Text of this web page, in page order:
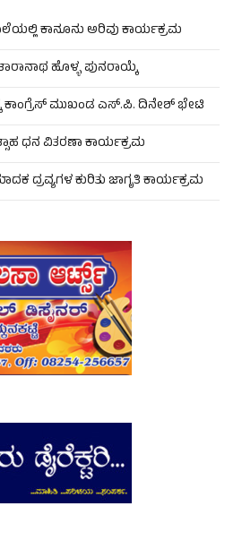
ಕಾನೂನು ಅರಿವು ಕಾರ್ಯಕ್ರಮ
ಹೊಳ್ಳ ಪುನರಾಯ್ಕೆ
ಕಾಂಗ್ರೆಸ್ ಮುಖಂಡ ಎಸ್.ಪಿ. ದಿನೇಶ್ ಭೇಟಿ
ಧನ ವಿತರಣಾ ಕಾರ್ಯಕ್ರಮ
ದ್ರವ್ಯಗಳ ಕುರಿತು ಜಾಗೃತಿ ಕಾರ್ಯಕ್ರಮ